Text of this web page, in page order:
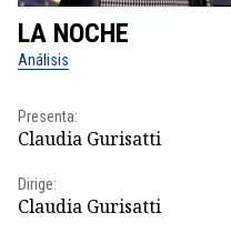
LA NOCHE
Análisis
Presenta:
Claudia Gurisatti
Dirige:
Claudia Gurisatti